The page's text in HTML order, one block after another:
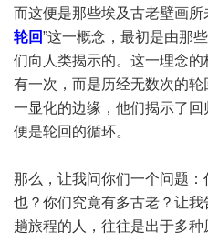
而这便是那些埃及古老壁画所
轮回”这一概念，最初是由那
们向人类揭示的。这一理念的
有一次，而是历经无数次的
一显化的边缘，他们揭示了
便是轮回的循环。
那么，让我问你们一个问题
也？你们究竟有多古老？让
趟旅程的人，往往是出于多